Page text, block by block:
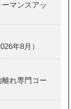
マンスアッ
年8月）
れ専門コー